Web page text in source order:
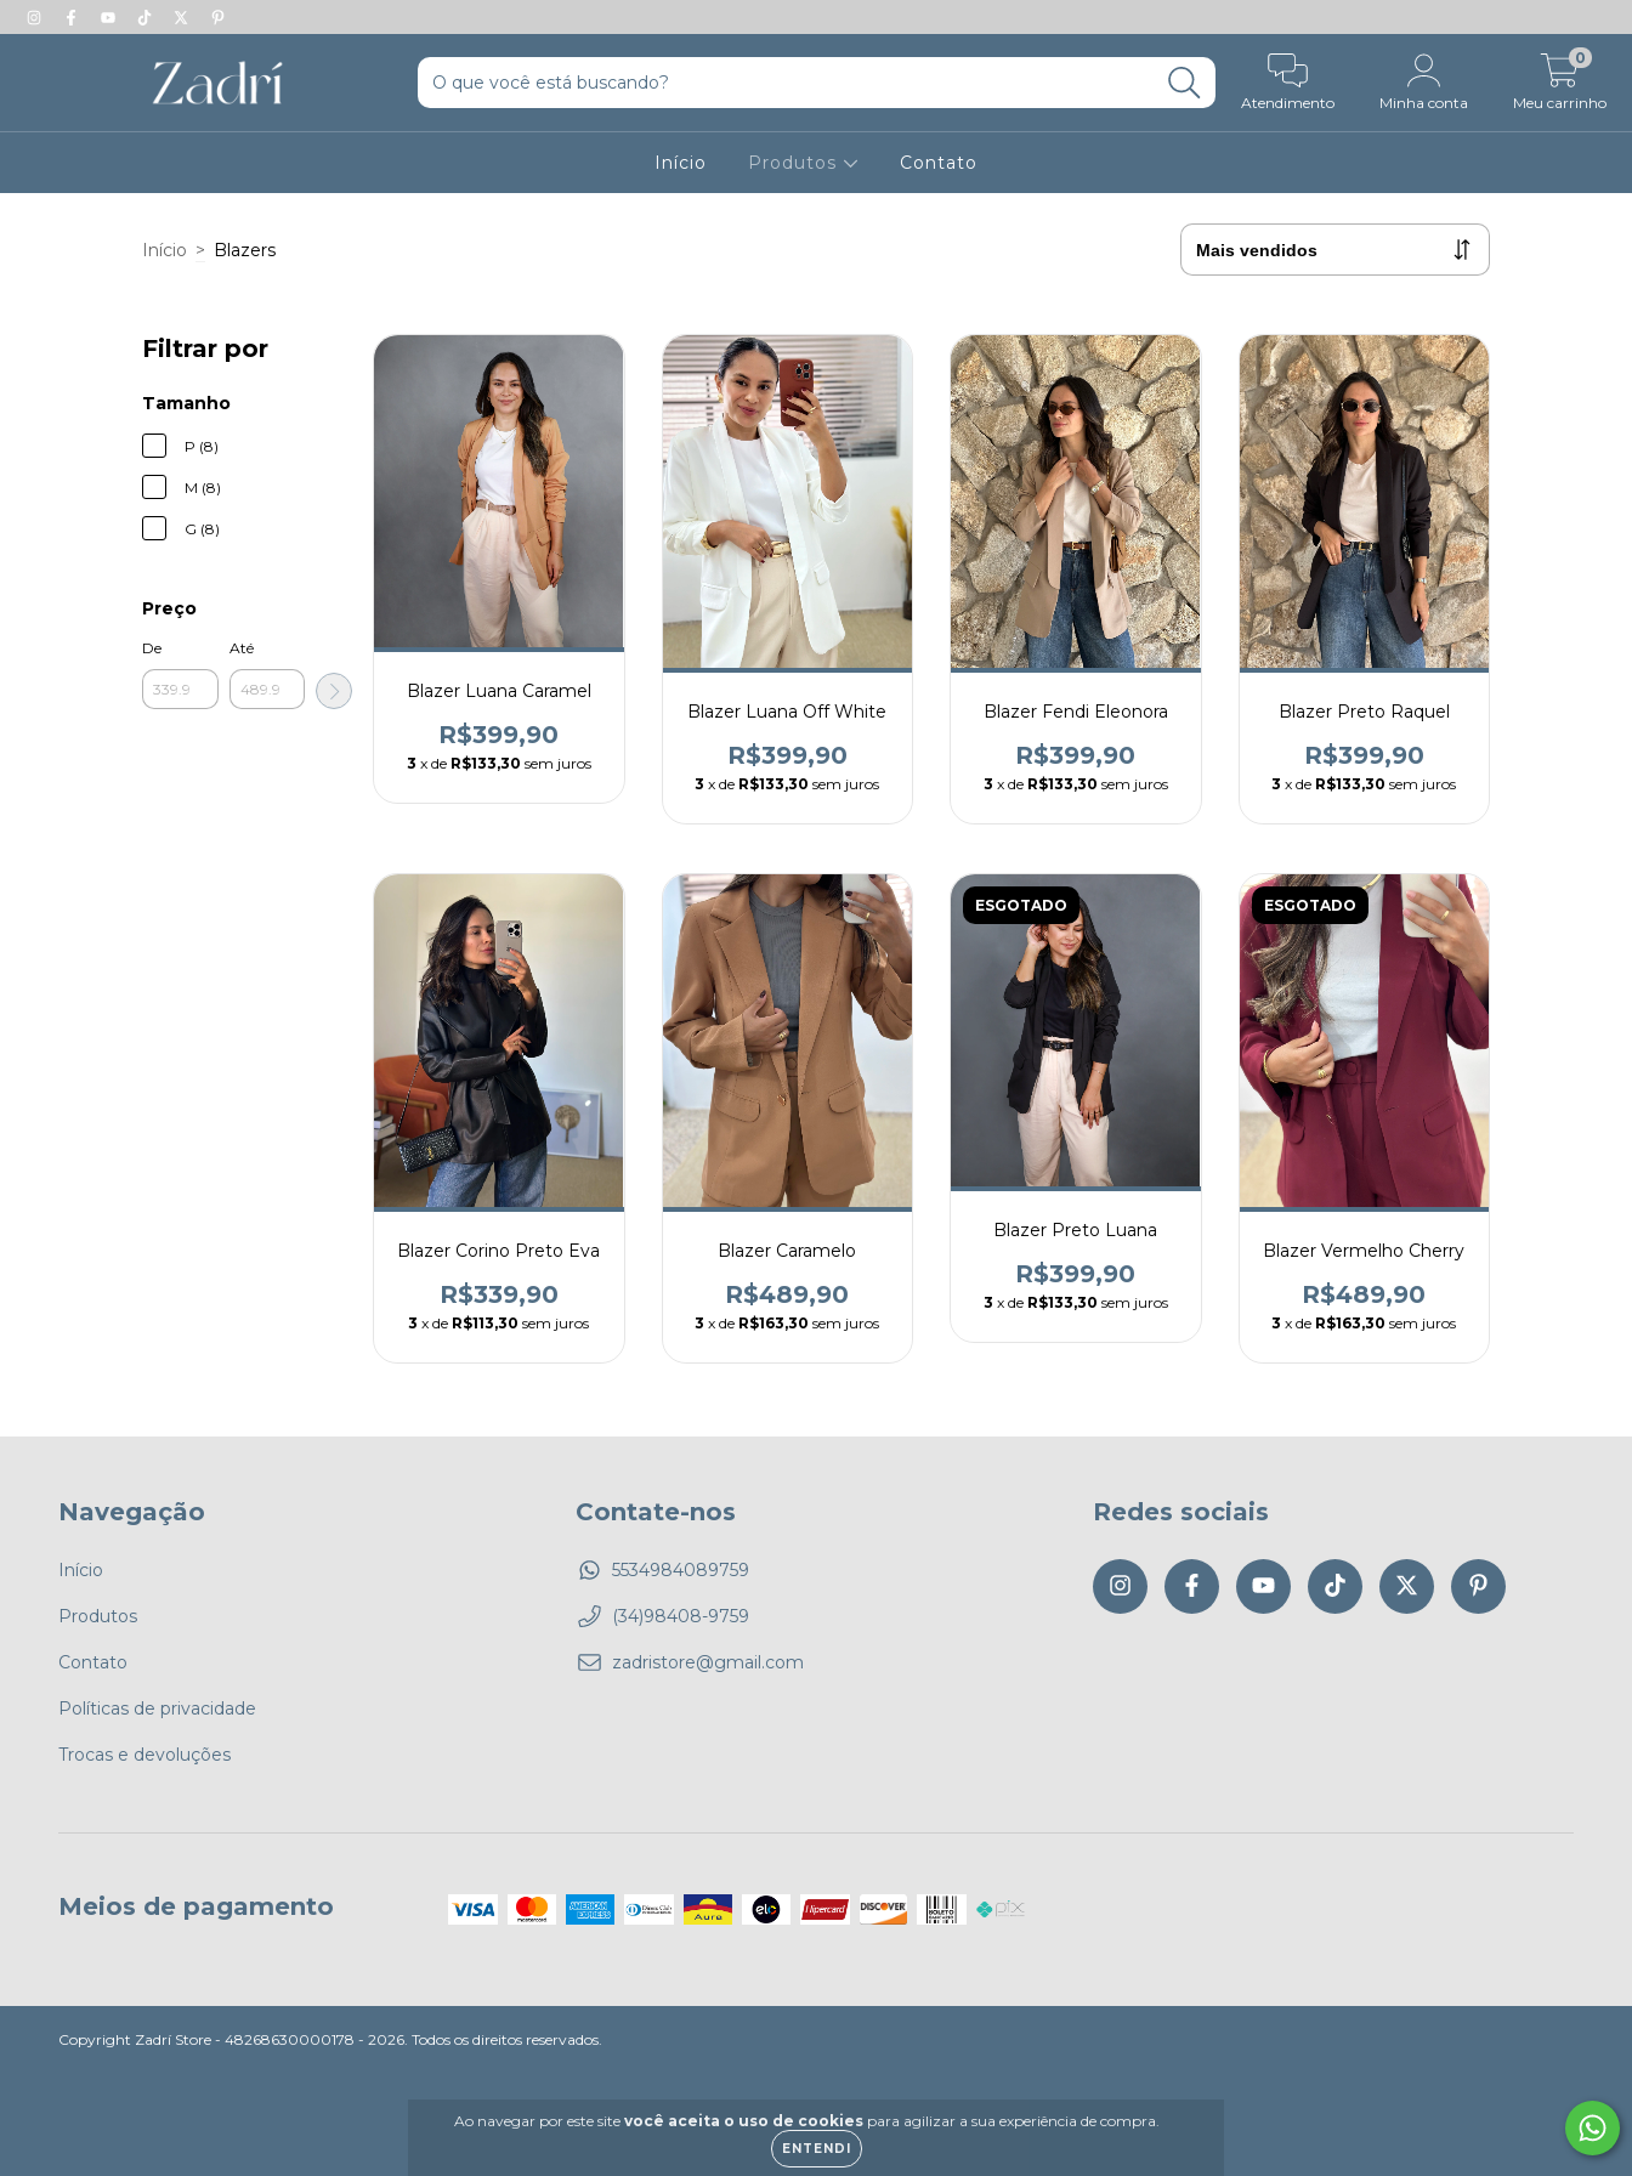
Atendimento Minha conta Meu carrinho
0
Início Produtos Contato
Ao navegar por este site você aceita o uso de cookiespara agilizar a sua experiência de compra.
ENTENDI
Início > Blazers
Filtrar por
Tamanho
P (8)
M (8)
G (8)
Preço
De Até
Blazer Luana Caramel
R$399,90
3 x de R$133,30 sem juros
Blazer Luana Off White
R$399,90
3 x de R$133,30 sem juros
Blazer Fendi Eleonora
R$399,90
3 x de R$133,30 sem juros
Blazer Preto Raquel
R$399,90
3 x de R$133,30 sem juros
Blazer Corino Preto Eva
R$339,90
3 x de R$113,30 sem juros
Blazer Caramelo
R$489,90
3 x de R$163,30 sem juros
ESGOTADO
Blazer Preto Luana
R$399,90
3 x de R$133,30 sem juros
ESGOTADO
Blazer Vermelho Cherry
R$489,90
3 x de R$163,30 sem juros
Navegação
Início
Produtos
Contato
Políticas de privacidade
Trocas e devoluções
Contate-nos
5534984089759
(34)98408-9759
zadristore@gmail.com
Redes sociais
Meios de pagamento
Copyright Zadrí Store - 48268630000178 - 2026. Todos os direitos reservados.